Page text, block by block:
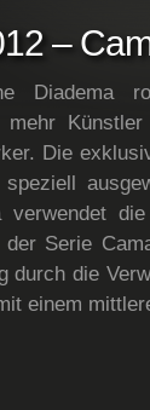
–
Diadema
Die
verwendet
der Serie
durch die
einem